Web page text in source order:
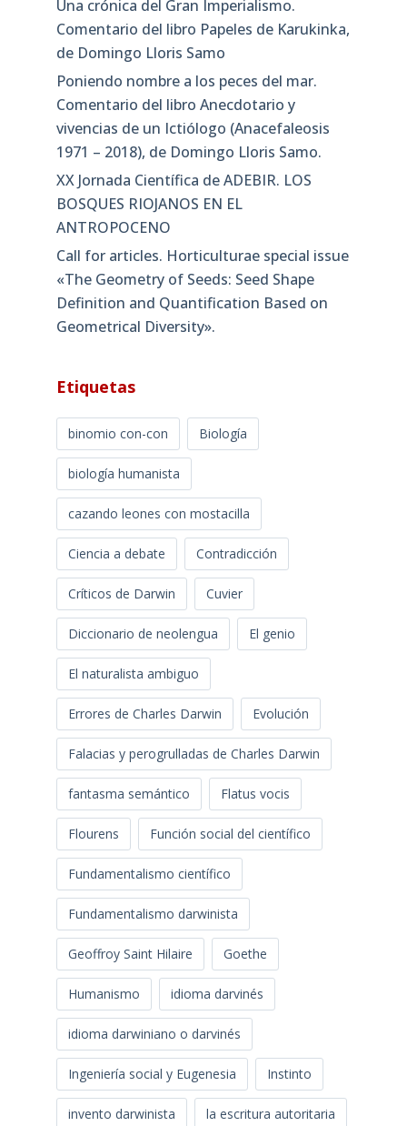
Una crónica del Gran Imperialismo.
Comentario del libro Papeles de Karukinka,
de Domingo Lloris Samo
Poniendo nombre a los peces del mar.
Comentario del libro Anecdotario y
vivencias de un Ictiólogo (Anacefaleosis
1971 – 2018), de Domingo Lloris Samo.
XX Jornada Científica de ADEBIR. LOS
BOSQUES RIOJANOS EN EL
ANTROPOCENO
Call for articles. Horticulturae special issue
«The Geometry of Seeds: Seed Shape
Definition and Quantification Based on
Geometrical Diversity»​.
Etiquetas
binomio con-con Biología
biología humanista
cazando leones con mostacilla
Ciencia a debate Contradicción
Críticos de Darwin Cuvier
Diccionario de neolengua El genio
El naturalista ambiguo
Errores de Charles Darwin Evolución
Falacias y perogrulladas de Charles Darwin
fantasma semántico Flatus vocis
Flourens Función social del científico
Fundamentalismo científico
Fundamentalismo darwinista
Geoffroy Saint Hilaire Goethe
Humanismo idioma darvinés
idioma darwiniano o darvinés
Ingeniería social y Eugenesia Instinto
invento darwinista la escritura autoritaria